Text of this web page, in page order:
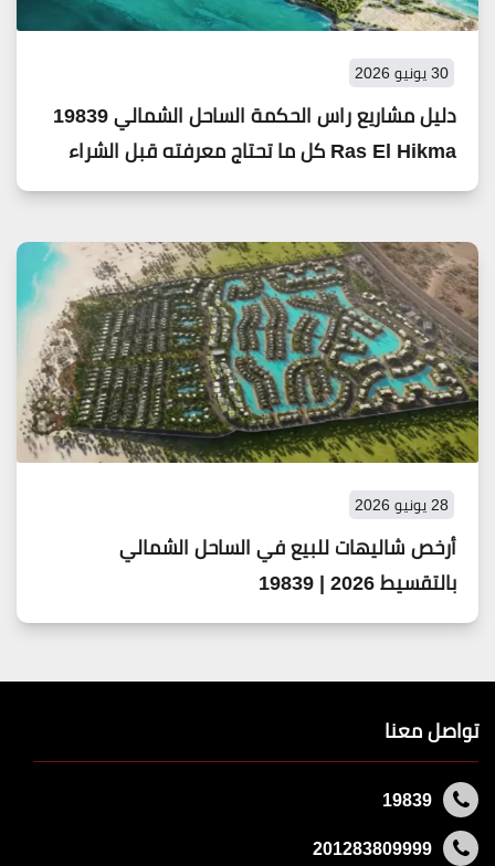
30 يونيو 2026
دليل مشاريع راس الحكمة الساحل الشمالي 19839
Ras El Hikma كل ما تحتاج معرفته قبل الشراء
28 يونيو 2026
أرخص شاليهات للبيع في الساحل الشمالي
بالتقسيط 2026 | 19839
تواصل معنا
19839
201283809999